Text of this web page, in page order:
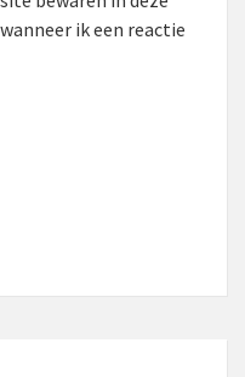
ik een reactie